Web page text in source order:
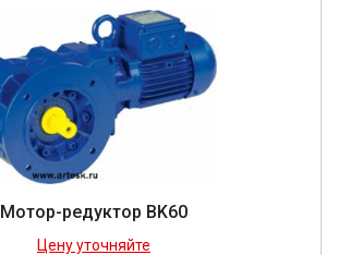
Мотор-редуктор BK60
Цену уточняйте